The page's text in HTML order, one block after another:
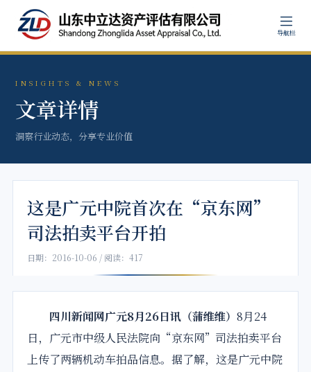
导航栏
INSIGHTS & NEWS
文章详情
洞察行业动态，分享专业价值
这是广元中院首次在“京东网”
司法拍卖平台开拍
日期：2016-10-06 / 阅读：417
四川新闻网广元8月26日讯（蒲维维） 8月24
日， 广元市中级人民法院向“京东网” 司法拍卖平台
上传了两辆机动车拍品信息。据了解，这是广元中院